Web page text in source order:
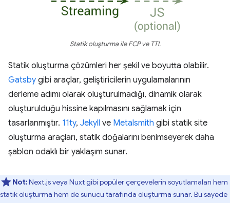
Statik oluşturma ile FCP ve TTI.
Statik oluşturma çözümleri her şekil ve boyutta olabilir.
Gatsby gibi araçlar, geliştiricilerin uygulamalarının
derleme adımı olarak oluşturulmadığı, dinamik olarak
oluşturulduğu hissine kapılmasını sağlamak için
tasarlanmıştır. 11ty, Jekyll ve Metalsmith gibi statik site
oluşturma araçları, statik doğalarını benimseyerek daha
şablon odaklı bir yaklaşım sunar.
Not:Next.js veya Nuxt gibi popüler çerçevelerin soyutlamaları hem
statik oluşturma hem de sunucu tarafında oluşturma sunar. Bu sayede